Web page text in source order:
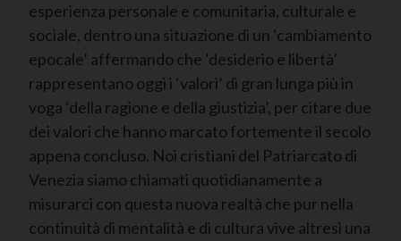
esperienza personale e comunitaria, culturale e
sociale, dentro una situazione di un ‘cambiamento
epocale’ affermando che ‘desiderio e libertà’
rappresentano oggi i ‘valori’ di gran lunga più in
voga ‘della ragione e della giustizia’, per citare due
dei valori che hanno marcato fortemente il secolo
appena concluso. Noi cristiani del Patriarcato di
Venezia siamo chiamati quotidianamente a
misurarci con questa nuova realtà che pur nella
continuità di mentalità e di cultura vive altresì una